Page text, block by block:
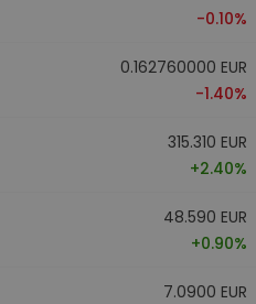
-0.10%
0.162760000 EUR
-1.40%
315.310 EUR
+2.40%
48.590 EUR
+0.90%
7.0900 EUR